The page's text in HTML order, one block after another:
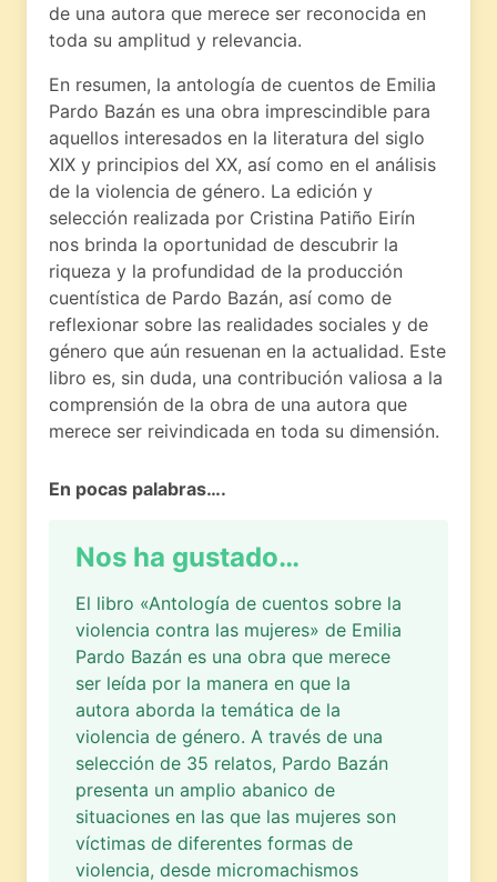
de una autora que merece ser reconocida en
toda su amplitud y relevancia.
En resumen, la antología de cuentos de Emilia
Pardo Bazán es una obra imprescindible para
aquellos interesados en la literatura del siglo
XIX y principios del XX, así como en el análisis
de la violencia de género. La edición y
selección realizada por Cristina Patiño Eirín
nos brinda la oportunidad de descubrir la
riqueza y la profundidad de la producción
cuentística de Pardo Bazán, así como de
reflexionar sobre las realidades sociales y de
género que aún resuenan en la actualidad. Este
libro es, sin duda, una contribución valiosa a la
comprensión de la obra de una autora que
merece ser reivindicada en toda su dimensión.
En pocas palabras….
Nos ha gustado…
El libro «Antología de cuentos sobre la
violencia contra las mujeres» de Emilia
Pardo Bazán es una obra que merece
ser leída por la manera en que la
autora aborda la temática de la
violencia de género. A través de una
selección de 35 relatos, Pardo Bazán
presenta un amplio abanico de
situaciones en las que las mujeres son
víctimas de diferentes formas de
violencia, desde micromachismos